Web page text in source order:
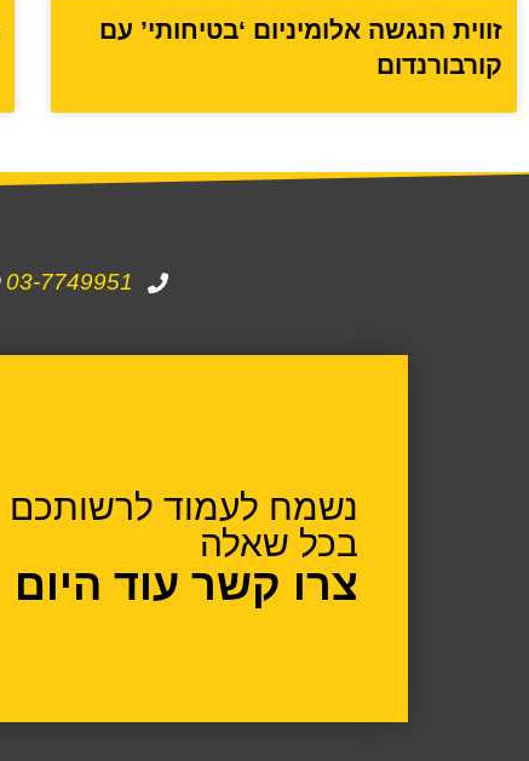
זווית הנגשה אלומיניום ‘בטיחותי’ עם
קורבורנדום
03-7749951
נשמח לעמוד לרשותכם
בכל שאלה
צרו קשר עוד היום